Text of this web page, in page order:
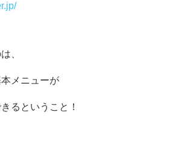
、
メニューが
るということ！